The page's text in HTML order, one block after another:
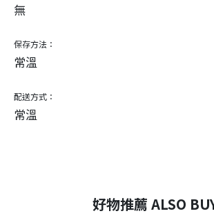
無
保存方法：
常溫
配送方式：
常溫
好物推薦 ALSO